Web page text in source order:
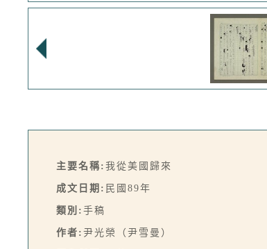
主要名稱: 我從美國歸來
成文日期: 民國89年
類別: 手稿
作者: 尹光榮（尹雪曼）